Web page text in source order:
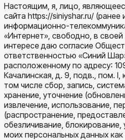
Настоящим, я, лицо,
сайта https://siniyshar.ru/ (ранее
информационно-
«Интернет», свободно, в
интересе даю согласие
ответственностью «Синий
расположенному по адресу:
Качалинская, д. 9, подв., пом. I,
том числе сбор, запись,
хранение, уточнение
извлечение, использование,
(распространение,
обезличивание,
моих персональных данных